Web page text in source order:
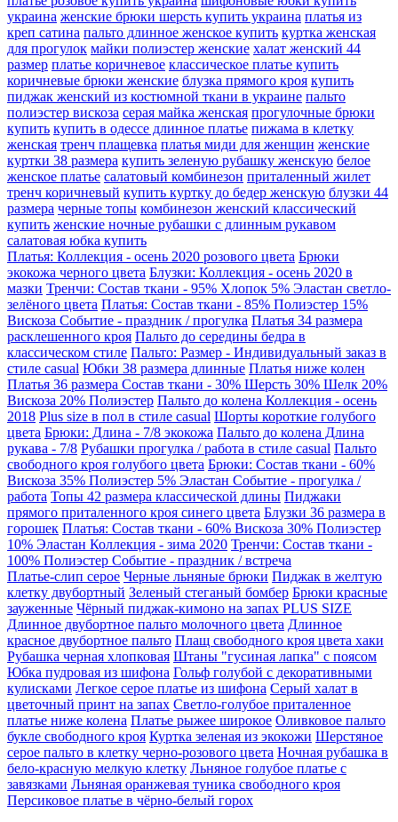
украина женские брюки шерсть купить украина платья из
креп сатина пальто длинное женское купить куртка женская
для прогулок майки полиэстер женские халат женский 44
размер платье коричневое классическое платье купить
коричневые брюки женские блузка прямого кроя купить
пиджак женский из костюмной ткани в украине пальто
полиэстер вискоза серая майка женская прогулочные брюки
купить купить в одессе длинное платье пижама в клетку
женская тренч плащевка платья миди для женщин женские
куртки 38 размера купить зеленую рубашку женскую белое
женское платье салатовый комбинезон приталенный жилет
тренч коричневый купить куртку до бедер женскую блузки 44
размера черные топы комбинезон женский классический
купить женские ночные рубашки с длинным рукавом
салатовая юбка купить
Платья: Коллекция - осень 2020 розового цвета Брюки
экокожа черного цвета Блузки: Коллекция - осень 2020 в
мазки Тренчи: Состав ткани - 95% Хлопок 5% Эластан светло-
зелёного цвета Платья: Состав ткани - 85% Полиэстер 15%
Вискоза Событие - праздник / прогулка Платья 34 размера
расклешенного кроя Пальто до середины бедра в
классическом стиле Пальто: Размер - Индивидуальный заказ в
стиле casual Юбки 38 размера длинные Платья ниже колен
Платья 36 размера Состав ткани - 30% Шерсть 30% Шелк 20%
Вискоза 20% Полиэстер Пальто до колена Коллекция - осень
2018 Plus size в пол в стиле casual Шорты короткие голубого
цвета Брюки: Длина - 7/8 экокожа Пальто до колена Длина
рукава - 7/8 Рубашки прогулка / работа в стиле casual Пальто
свободного кроя голубого цвета Брюки: Состав ткани - 60%
Вискоза 35% Полиэстер 5% Эластан Событие - прогулка /
работа Топы 42 размера классической длины Пиджаки
прямого приталенного кроя синего цвета Блузки 36 размера в
горошек Платья: Состав ткани - 60% Вискоза 30% Полиэстер
10% Эластан Коллекция - зима 2020 Тренчи: Состав ткани -
100% Полиэстер Событие - праздник / встреча
Платье-слип серое Черные льняные брюки Пиджак в желтую
клетку двубортный Зеленый стеганый бомбер Брюки красные
зауженные Чёрный пиджак-кимоно на запах PLUS SIZE
Длинное двубортное пальто молочного цвета Длинное
красное двубортное пальто Плащ свободного кроя цвета хаки
Рубашка черная хлопковая Штаны "гусиная лапка" с поясом
Юбка пудровая из шифона Гольф голубой с декоративными
кулисками Легкое серое платье из шифона Серый халат в
цветочный принт на запах Светло-голубое приталенное
платье ниже колена Платье рыжее широкое Оливковое пальто
букле свободного кроя Куртка зеленая из экокожи Шерстяное
серое пальто в клетку черно-розового цвета Ночная рубашка в
бело-красную мелкую клетку Льняное голубое платье с
завязками Льняная оранжевая туника свободного кроя
Персиковое платье в чёрно-белый горох